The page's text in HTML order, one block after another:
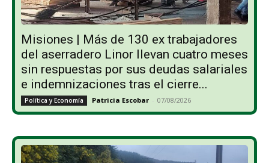
Misiones | Más de 130 ex trabajadores
del aserradero Linor llevan cuatro meses
sin respuestas por sus deudas salariales
e indemnizaciones tras el cierre...
Política y Economía Patricia Escobar - 07/08/2026